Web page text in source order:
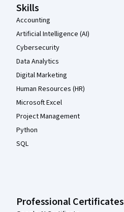
Skills
Accounting
Artificial Intelligence (AI)
Cybersecurity
Data Analytics
Digital Marketing
Human Resources (HR)
Microsoft Excel
Project Management
Python
SQL
Professional Certificates